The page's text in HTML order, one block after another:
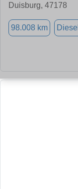
Duisburg, 47178
98.008 km Diesel